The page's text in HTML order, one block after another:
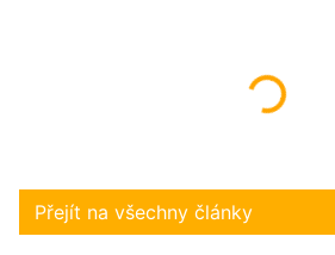
Načítám...
Přejít na všechny články